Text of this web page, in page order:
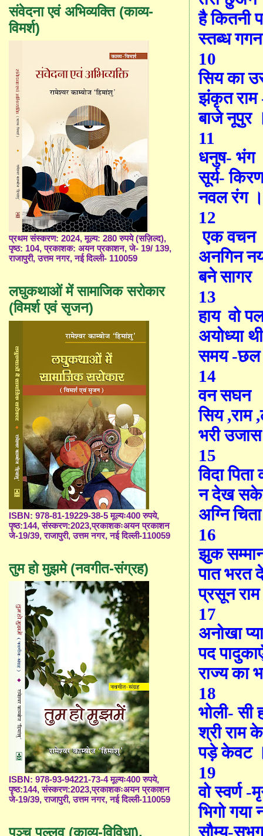
है कितनी
स्तब्ध
10
सिय का
झंकृत राम
बाजेनूपुर
11
धनुष- भंग
सूर्य-
नवल रंग
12
एक वचन
अनगिन
बनेसागर
13
हाय वो
अयोध्या
समय -
14
वन सघन
सिय
भरी
15
विदा पिता
न देख सके
अग्नि
16
झुक
पात भरत
प्रसून राम
17
अनोखा
पद
राज्य का
18
भोली-सी
श्री राम
पड़े केवट
19
वो स्वर्ण -
भिगो गया
सौम्य-
संवेदना एवं अभिव्यक्ति (काव्य-
विमर्श)
प्रथम संस्करण: 2024, मूल्य: 280 रुपये (सज़िल्द),
पृष्ठ: 104, प्रकाशक: अयन प्रकाशन, जे- 19/ 139,
राजापुरी, उत्तम नगर, नई दिल्ली- 110059
लघुकथाओं में सामाजिक सरोकार
(विमर्श एवं सृजन)
ISBN: 978-81-19229-38-5 मूल्यः400 रुपये,
पृष्ठ:144, संस्करण:2023,प्रकाशकःअयन प्रकाशन
जे-19/39, राजापुरी, उत्तम नगर, नई दिल्ली-110059
तुम हो मुझमे (नवगीत-संग्रह)
ISBN: 978-93-94221-73-4 मूल्यः400 रुपये,
पृष्ठ:144, संस्करण:2023,प्रकाशकःअयन प्रकाशन
जे-19/39, राजापुरी, उत्तम नगर, नई दिल्ली-110059
पञ्च पल्लव (काव्य-विविधा),